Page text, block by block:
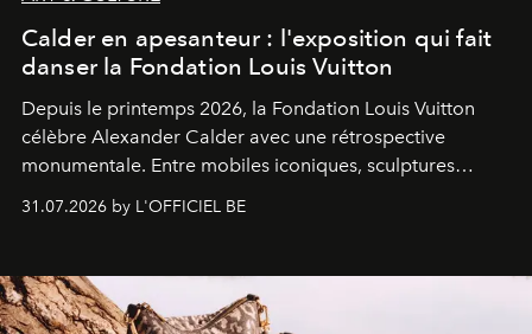
Calder en apesanteur : l'exposition qui fait
danser la Fondation Louis Vuitton
Depuis le printemps 2026, la Fondation Louis Vuitton
célèbre Alexander Calder avec une rétrospective
monumentale. Entre mobiles iconiques, sculptures
américain investit les espaces imaginés par Frank Gehry
sculpture.
31.07.2026 by L'OFFICIEL BE